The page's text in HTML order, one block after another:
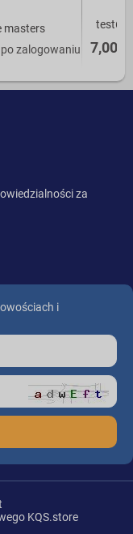
masters
zalogowaniu
test66
7,00 zł
za
i
KQS.store